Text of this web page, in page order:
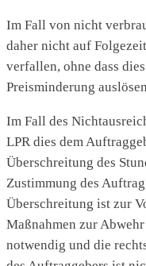
Im Fall von nicht
daher nicht auf
verfallen, ohne dass
Preisminderung
Im Fall des
LPR dies dem
Überschreitung des
Zustimmung des
Überschreitung ist zur
Maßnahmen zur
notwendig und die